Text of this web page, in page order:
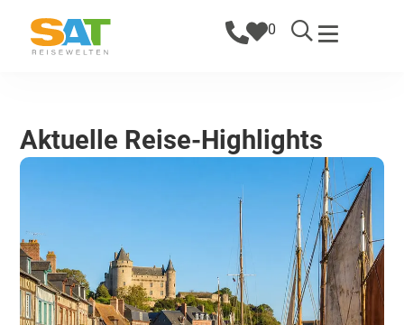
0
Aktuelle Reise-Highlights